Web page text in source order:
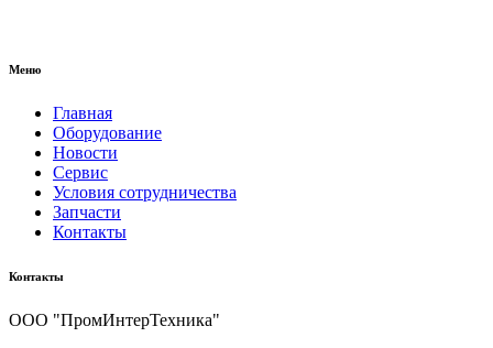
Меню
Главная
Оборудование
Новости
Сервис
Условия сотрудничества
Запчасти
Контакты
Контакты
ООО "ПромИнтерТехника"